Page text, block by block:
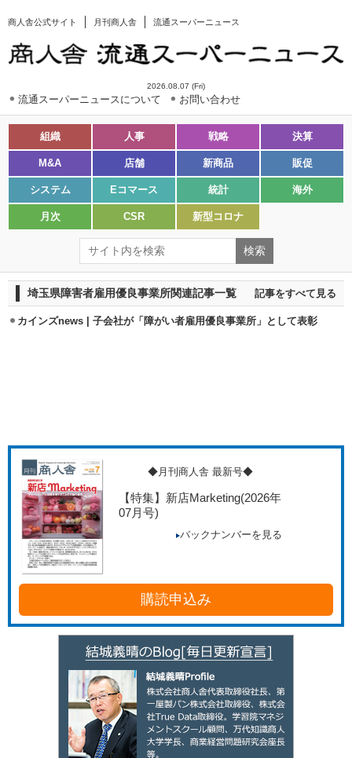
商人舎公式サイト 月刊商人舎 流通スーパーニュース
2026.08.07 (Fri)
流通スーパーニュースについて お問い合わせ
組織 人事 戦略 決算
M&A 店舗 新商品 販促
システム Eコマース 統計 海外
月次 CSR 新型コロナ
埼玉県障害者雇用優良事業所関連記事一覧 記事をすべて見る
カインズnews | 子会社が「障がい者雇用優良事業所」として表彰
◆月刊商人舎 最新号◆
【特集】新店Marketing(2026年
07月号)
バックナンバーを見る
購読申込み